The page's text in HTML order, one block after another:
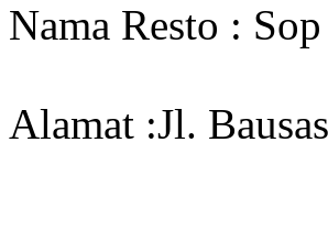
Nama Resto :
Alamat :Jl.